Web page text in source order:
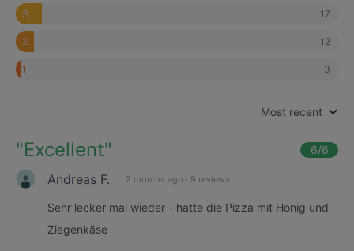
3 17
2 12
1 3
Most recent
"Excellent" 6/6
Andreas F. 2 months ago · 9 reviews
Sehr lecker mal wieder - hatte die Pizza mit Honig und
Ziegenkäse